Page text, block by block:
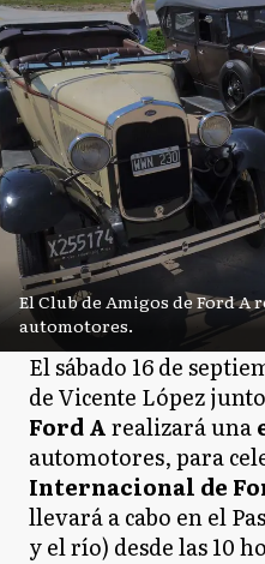
El Club de Amigos de Ford
automotores.
El sábado 16 de
de Vicente López
Ford Arealizará una
automotores, para
Internacional de
llevará a cabo en el
y el río) desde las 10